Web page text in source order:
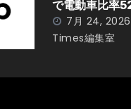
で電動車比率
7月 24, 2026
Times編集室